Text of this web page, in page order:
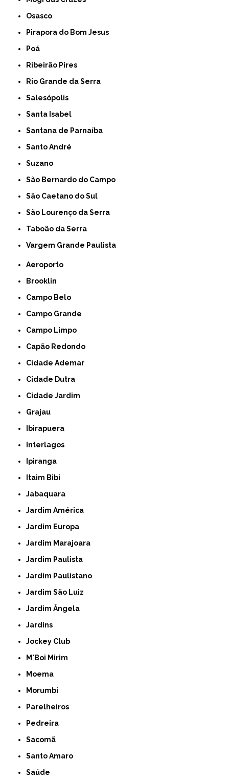
Osasco
Pirapora do Bom Jesus
Poá
Ribeirão Pires
Rio Grande da Serra
Salesópolis
Santa Isabel
Santana de Parnaíba
Santo André
Suzano
São Bernardo do Campo
São Caetano do Sul
São Lourenço da Serra
Taboão da Serra
Vargem Grande Paulista
Aeroporto
Brooklin
Campo Belo
Campo Grande
Campo Limpo
Capão Redondo
Cidade Ademar
Cidade Dutra
Cidade Jardim
Grajau
Ibirapuera
Interlagos
Ipiranga
Itaim Bibi
Jabaquara
Jardim América
Jardim Europa
Jardim Marajoara
Jardim Paulista
Jardim Paulistano
Jardim São Luiz
Jardim Ângela
Jardins
Jockey Club
M'Boi Mirim
Moema
Morumbi
Parelheiros
Pedreira
Sacomã
Santo Amaro
Saúde